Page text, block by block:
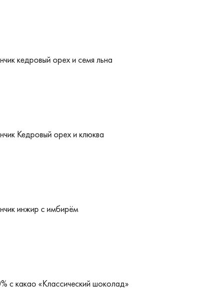
кедровый орех и семя льна
Кедровый орех и клюква
инжир с имбирём
с какао «Классический шоколад»